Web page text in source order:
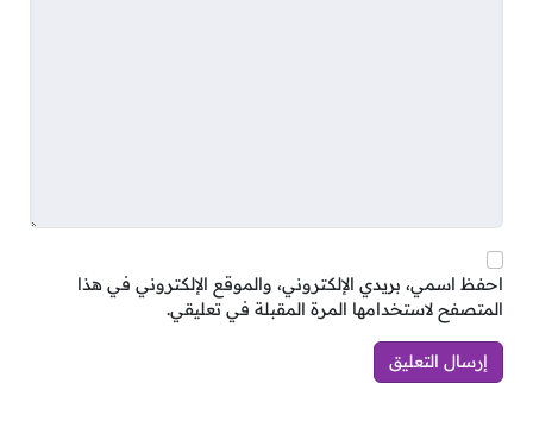
6- مطلوب مشرف تحصيل
الشروط:
احفظ اسمي، بريدي الإلكتروني، والموقع الإلكتروني في هذا
المتصفح لاستخدامها المرة المقبلة في تعليقي.